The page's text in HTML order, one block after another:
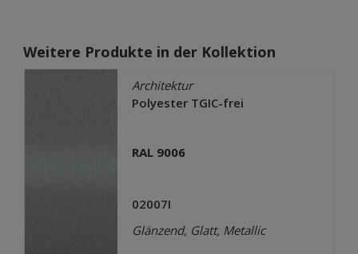
Weitere Produkte in der Kollektion
Architektur
Polyester TGIC-frei
RAL 9006
02007I
Glänzend, Glatt, Metallic